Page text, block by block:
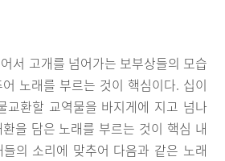
서 고개를 넘어가는 보부상들의 모습
노래를 부르는 것이 핵심이다. 십이
교환할 교역물을 바지게에 지고 넘나
을 담은 노래를 부르는 것이 핵심 내
의 소리에 맞추어 다음과 같은 노래